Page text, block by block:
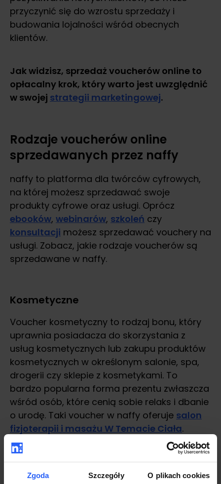
Zgoda Szczegóły O plikach cookies
przyczynić się do wzrostu sprzedaży i
budowania lojalności wśród obecnych
klientów.
Jak widzisz, sprzedaż voucherów online to
opłacalny krok, który warto jest uwzględnić
w swojej strategii marketingowej.
Rodzaje voucherów online
sprzedawanych przez naffy
naffy to platforma dla twórców cyfrowych,
na której możesz sprzedawać swoje
produkty cyfrowe oraz usługi. Oprócz
ebooków, webinarów, szkoleń czy
konsultacji możesz sprzedawać vouchery na
usługi. Zobacz, jakie rodzaje voucherów są
sprzedawane w naffy.
Kosmetyczne
Voucher kosmetyczny to rodzaj bonu, który
uprawnia posiadacza do skorzystania z
usług kosmetycznych lub zakupu produktów
kosmetycznych w określonym salonie, spa,
drogerii czy sklepie z kosmetykami. To
bardzo popularna forma prezentu zwłaszcza
wśród osób, które cenią sobie relaks i dbanie
o urodę. Taki voucher w naffy oferuje salon
fizjoterapii i masażu W Temacie Ciała.